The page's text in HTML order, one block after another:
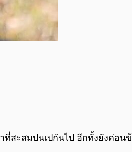
สะสมปนเปกันไป อีกทั้งยังค่อน